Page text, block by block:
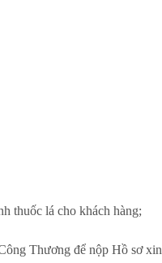
thuốc lá cho khách hàng;
Thương để nộp Hồ sơ xin